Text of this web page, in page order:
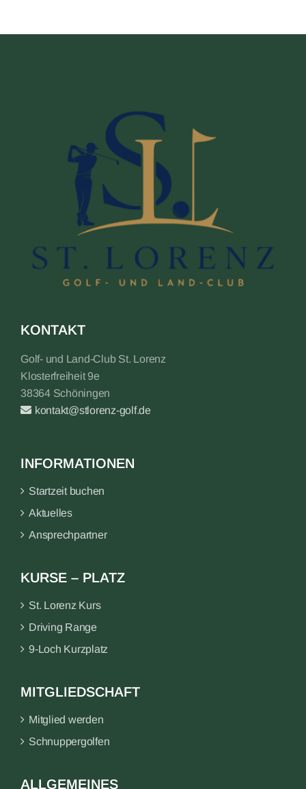
KONTAKT
Golf- und Land-Club St. Lorenz
Klosterfreiheit 9e
38364 Schöningen
kontakt@stlorenz-golf.de
INFORMATIONEN
Startzeit buchen
Aktuelles
Ansprechpartner
KURSE – PLATZ
St. Lorenz Kurs
Driving Range
9-Loch Kurzplatz
MITGLIEDSCHAFT
Mitglied werden
Schnuppergolfen
ALLGEMEINES